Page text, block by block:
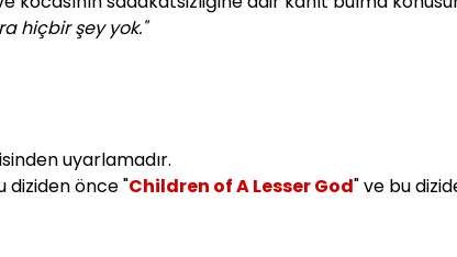
hiçbir şey yok."
uyarlamadır.
diziden önce "Children of A Lesser God" ve bu